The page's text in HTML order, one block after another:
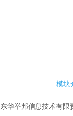
模块
华举邦信息技术有限